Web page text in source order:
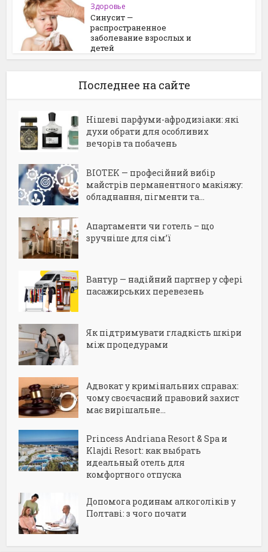
Здоровье
Синусит —
распространенное
заболевание взрослых и
детей
Последнее на сайте
Нішеві парфуми-афродизіаки: які
духи обрати для особливих
вечорів та побачень
BIOTEK — професійний вибір
майстрів перманентного макіяжу:
обладнання, пігменти та...
Апартаменти чи готель – що
зручніше для сім’ї
Вантур — надійний партнер у сфері
пасажирських перевезень
Як підтримувати гладкість шкіри
між процедурами
Адвокат у кримінальних справах:
чому своєчасний правовий захист
має вирішальне...
Princess Andriana Resort & Spa и
Klajdi Resort: как выбрать
идеальный отель для
комфортного отпуска
Допомога родинам алкоголіків у
Полтаві: з чого почати